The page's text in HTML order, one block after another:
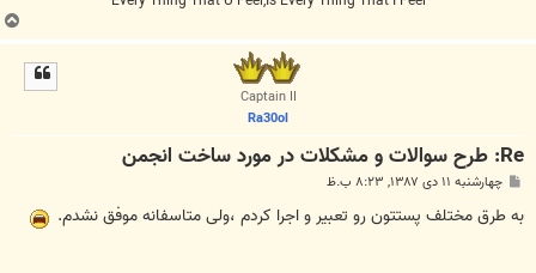
ب
ا
Captain II
Ra30ol
Re: طرح سوالات و مشکلات در مورد ساخت انجمن
پ
ت
چهارشنبه ۱۱ دی ۱۳۸۷, ۸:۲۳ ب.ظ
به طرق مختلف پستتون رو تعبیر و اجرا کردم ،ولی متاسفانه موفق نشدم.